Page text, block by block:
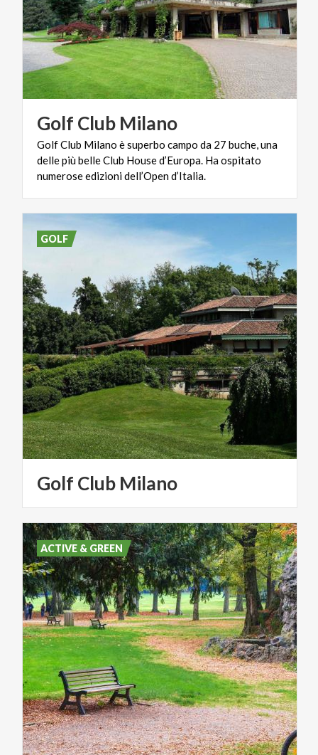
Golf Club Milano
Golf Club Milano è superbo campo da 27 buche, una
delle più belle Club House d’Europa. Ha ospitato
numerose edizioni dell’Open d’Italia.
Golf Club Milano
GOLF
ACTIVE & GREEN